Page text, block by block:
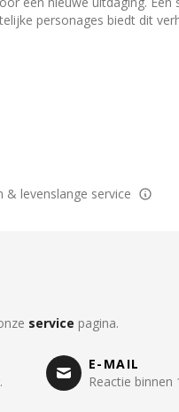
personages biedt dit
& levenslange service
service pagina.
E-MAIL
Reactie binnen